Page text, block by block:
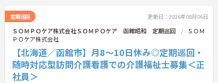
定期巡回 更新日：2026年08月06日
ＳＯＭＰＯケア株式会社ＳＯＭＰＯケア 函館昭和 定期巡回
ＳＯＭ
ＰＯケア株式会社
【北海道／函館市】月8～10日休み◎定期巡回・
随時対応型訪問介護看護での介護福祉士募集＜正
社員＞